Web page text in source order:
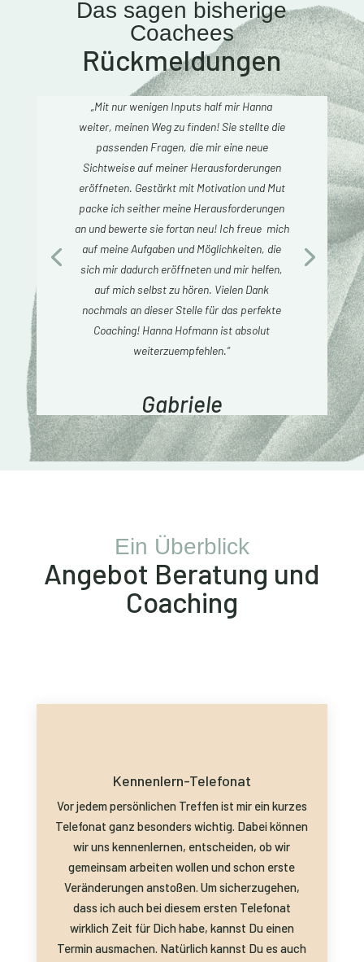
Das sagen bisherige
Coachees
Rückmeldungen
„Mit nur wenigen Inputs half mir Hanna
weiter, meinen Weg zu finden! Sie stellte die
passenden Fragen, die mir eine neue
Sichtweise auf meiner Herausforderungen
eröffneten. Gestärkt mit Motivation und Mut
packe ich seither meine Herausforderungen
an und bewerte sie fortan neu! Ich freue mich
auf meine Aufgaben und Möglichkeiten, die
sich mir dadurch eröffneten und mir helfen,
auf mich selbst zu hören. Vielen Dank
nochmals an dieser Stelle für das perfekte
Coaching! Hanna Hofmann ist absolut
weiterzuempfehlen.“
Gabriele
Ein Überblick
Angebot Beratung und
Coaching
Kennenlern-Telefonat
Vor jedem persönlichen Treffen ist mir ein kurzes
Telefonat ganz besonders wichtig. Dabei können
wir uns kennenlernen, entscheiden, ob wir
gemeinsam arbeiten wollen und schon erste
Veränderungen anstoßen. Um sicherzugehen,
dass ich auch bei diesem ersten Telefonat
wirklich Zeit für Dich habe, kannst Du einen
Termin ausmachen. Natürlich kannst Du es auch